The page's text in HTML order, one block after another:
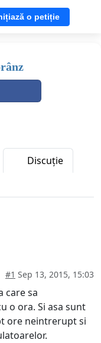
o petiție
Discuție
#1 Sep 13, 2015, 15:03
care sa
o ora. Si asa sunt
ore neintrerupt si